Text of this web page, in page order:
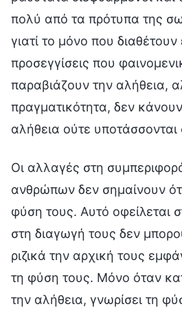
πολύ από τα πρότυπα της
γιατί το μόνο που διαθέτουν
προσεγγίσεις που
παραβιάζουν την αλήθεια,
πραγματικότητα, δεν
αλήθεια ούτε
Οι αλλαγές στη
ανθρώπων δεν σημαίνουν
φύση τους. Αυτό οφείλεται
στη διαγωγή τους δεν
ριζικά την αρχική τους
τη φύση τους. Μόνο όταν
την αλήθεια, γνωρίσει τη